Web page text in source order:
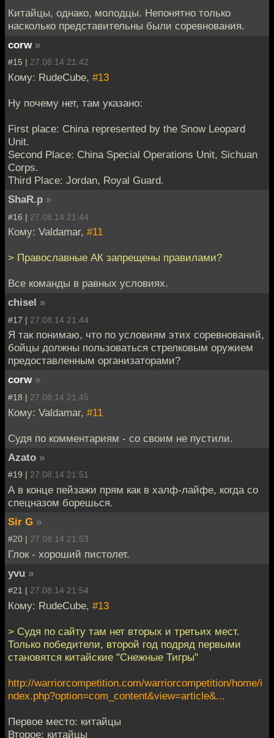
Китайцы, однако, молодцы. Непонятно только
насколько представительны были соревнования.
corw »
#15 | 27.08.14 21:42
Кому: RudeCube, #13
Ну почему нет, там указано:
First place: China represented by the Snow Leopard
Unit.
Second Place: China Special Operations Unit, Sichuan
Corps.
Third Place: Jordan, Royal Guard.
ShaR.p »
#16 | 27.08.14 21:44
Кому: Valdamar, #11
> Православные АК запрещены правилами?
Все команды в равных условиях.
chisel »
#17 | 27.08.14 21:44
Я так понимаю, что по условиям этих соревнований,
бойцы должны пользоваться стрелковым оружием
предоставленным организаторами?
corw »
#18 | 27.08.14 21:45
Кому: Valdamar, #11
Судя по комментариям - со своим не пустили.
Azato »
#19 | 27.08.14 21:51
А в конце пейзажи прям как в халф-лайфе, когда со
спецназом борешься.
Sir G »
#20 | 27.08.14 21:53
Глок - хороший пистолет.
yvu »
#21 | 27.08.14 21:54
Кому: RudeCube, #13
> Судя по сайту там нет вторых и третьих мест.
Только победители, второй год подряд первыми
становятся китайские "Снежные Тигры"
http://warriorcompetition.com/warriorcompetition/home/i
ndex.php?option=com_content&view=article&...
Первое место: китайцы
Второе: китайцы